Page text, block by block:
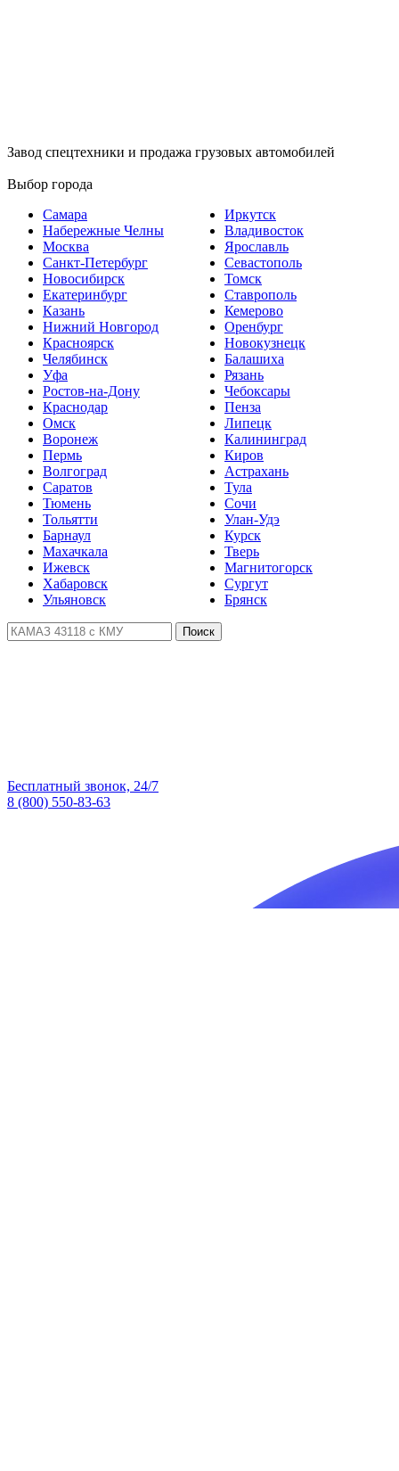
Завод спецтехники и продажа грузовых автомобилей
Выбор города
Самара
Набережные Челны
Москва
Санкт-Петербург
Новосибирск
Екатеринбург
Казань
Нижний Новгород
Красноярск
Челябинск
Уфа
Ростов-на-Дону
Краснодар
Омск
Воронеж
Пермь
Волгоград
Саратов
Тюмень
Тольятти
Барнаул
Махачкала
Ижевск
Хабаровск
Ульяновск
Иркутск
Владивосток
Ярославль
Севастополь
Томск
Ставрополь
Кемерово
Оренбург
Новокузнецк
Балашиха
Рязань
Чебоксары
Пенза
Липецк
Калининград
Киров
Астрахань
Тула
Сочи
Улан-Удэ
Курск
Тверь
Магнитогорск
Сургут
Брянск
Поиск
Бесплатный звонок, 24/7
8 (800) 550-83-63